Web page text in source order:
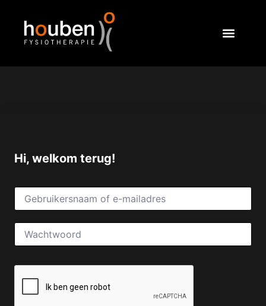
Hi, welkom terug!